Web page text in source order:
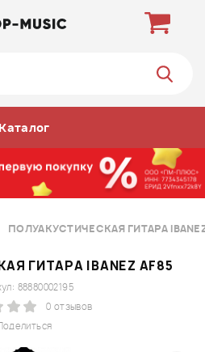
Каталог
ПОЛУАКУСТИЧЕСКАЯ ГИТАРА
ГИТАРА IBANEZ AF85
88880002195
0 отзывов